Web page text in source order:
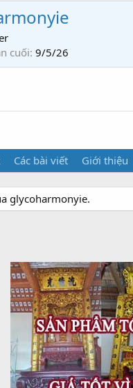
cuối 9/5/26
Các bài viết Giới thiệu
glycoharmonyie.